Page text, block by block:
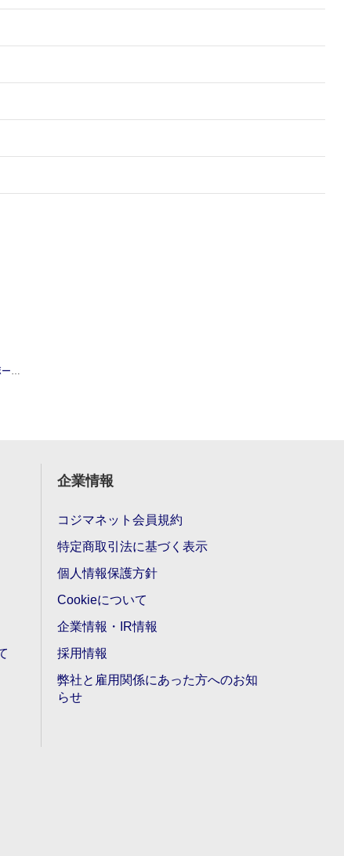
ス
企業情報
コジマネット会員規約
特定商取引法に基づく表示
個人情報保護方針
Cookieについて
企業情報・IR情報
採用情報
弊社と雇用関係にあった方へのお知
らせ